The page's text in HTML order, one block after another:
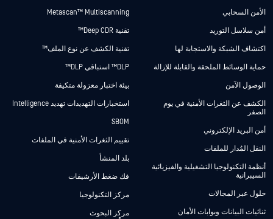
الأمن السحابي
أمن سلاسل التوريد
اكتشاف الشبكة والاستجابة لها
حماية الوسائط الملحقة والقابلة للإزالة
الوصول الآمن
الكشف عن الثغرات الأمنية في يوم
الصفر
أمن البريد الإلكتروني
النقل المُدار للملفات
أنظمة التكنولوجيا التشغيلية والفيزيائية
السيبرانية
حلول عبر المجالات
ثنائيات البيانات وبوابات الأمان
Metascan™ Multiscanning
تقنية Deep CDR™
تقنية الكشف عن نوع الملف™
DLP™ استباقي DLP™
بيئة اختبار معزولة متكيفة
استخبارات التهديدات تهديد Intelligence
SBOM
تقييم الثغرات الأمنية في الملفات
بلد المنشأ
فك ضغط الأرشيفات
مركز التكنولوجيا
مركز البحوث